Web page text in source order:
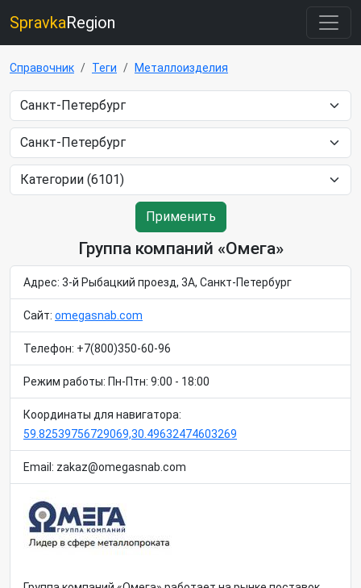
SpravkaRegion
Справочник Теги Металлоизделия
Применить
Группа компаний «Омега»
Адрес: 3-й Рыбацкий проезд, 3А, Санкт-Петербург
Сайт: omegasnab.com
Телефон: +7(800)350-60-96
Режим работы: Пн-Птн: 9:00 - 18:00
Координаты для навигатора:
59.82539756729069,30.49632474603269
Email: zakaz@omegasnab.com